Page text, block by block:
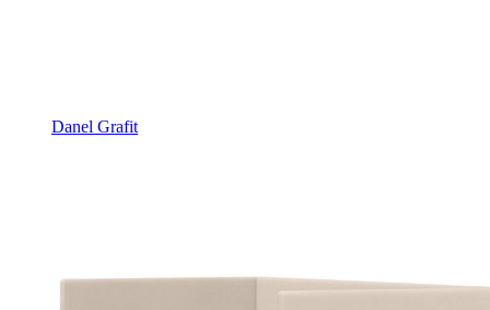
Danel Grafit